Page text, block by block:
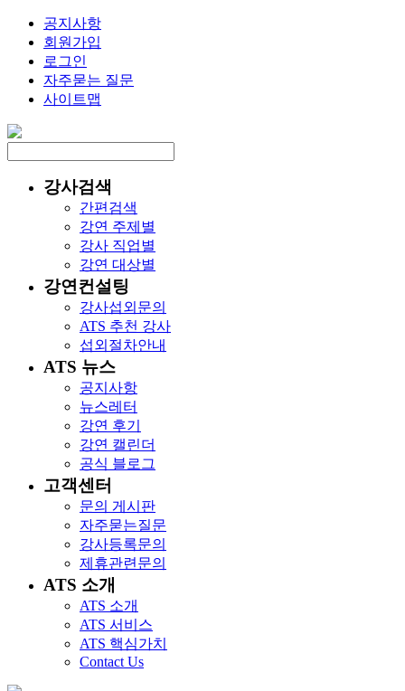
공지사항
회원가입
로그인
자주묻는 질문
사이트맵
강사검색
간편검색
강연 주제별
강사 직업별
강연 대상별
강연컨설팅
강사섭외문의
ATS 추천 강사
섭외절차안내
ATS 뉴스
공지사항
뉴스레터
강연 후기
강연 캘린더
공식 블로그
고객센터
문의 게시판
자주묻는질문
강사등록문의
제휴관련문의
ATS 소개
ATS 소개
ATS 서비스
ATS 핵심가치
Contact Us